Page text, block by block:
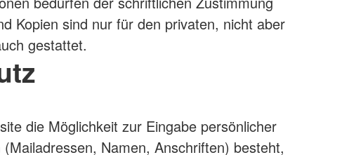
Kopien sind nur für den privaten, nicht aber
gestattet.
die Möglichkeit zur Eingabe persönlicher
Namen, Anschriften) besteht,